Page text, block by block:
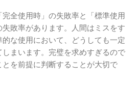
全使用時」の失敗率と「標準使用
敗率があります。人間はミスをす
な使用において、どうしても一定
まいます。完璧を求めすぎるので
を前提に判断することが大切で